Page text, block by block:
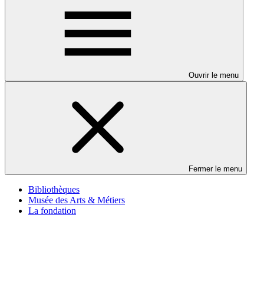
Ouvrir le menu
Fermer le menu
Bibliothèques
Musée des Arts & Métiers
La fondation